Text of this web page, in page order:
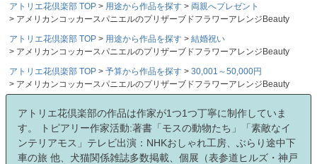
アトリエ花倶楽部 TOP 用途から作品を探す
両親へプレゼント
アメリカンコッカースパニエルのプリザーブドフラワーアレンジBeauty
アトリエ花倶楽部 TOP
用途から作品を探す
結婚祝い
アメリカンコッカースパニエルのプリザーブドフラワーアレンジBeauty
アトリエ花倶楽部 TOP
予算から作品を探す
30,001～50,000円
アメリカンコッカースパニエルのプリザーブドフラワーアレンジBeauty
アトリエ花倶楽部の作品は作家が1つ1つ丁寧に制作していま
す。 トピアリー作家活動:著書「モスの動物たち」「素敵なイ
ンテリアモス」テレビ出演：NHKおしゃれ工房、ぶらり途中下
車の旅 他、犬猫関係雑誌多数掲載、個展（表参道ヒルズ・神戸